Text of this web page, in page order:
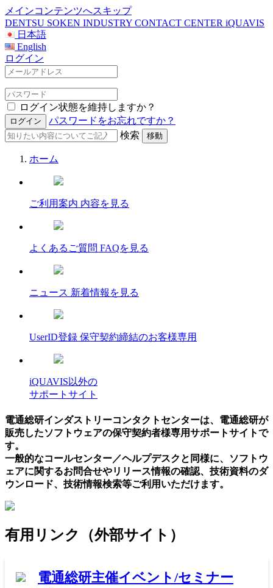
メインコンテンツへスキップ
DENTSU SOKEN INDUSTRY CONTACT CENTER iQUAVIS
日本語
English
ログイン
ログイン状態を維持しますか？
パスワードをお忘れですか？
検索
ホーム
ご利用案内 内容を見る
よくあるご質問 FAQを見る
ニュース 新着情報を見る
UserID登録 保守契約締結のお客様専用
iQUAVIS以外の
サポートサイト
電通総研インダストリーコンタクトセンターは、電通総研が
販売したソフトウェアの保守契約者様専用サポートサイトで
す。
一般的なコールセンター／ヘルプデスクと同様に、ソフトウ
ェアに関するお問合せやリリース情報の確認、技術資料のダ
ウンロード、技術情報検索等ご利用いただけます。
有用リンク（外部サイト）
電通総研主催イベント/セミナー